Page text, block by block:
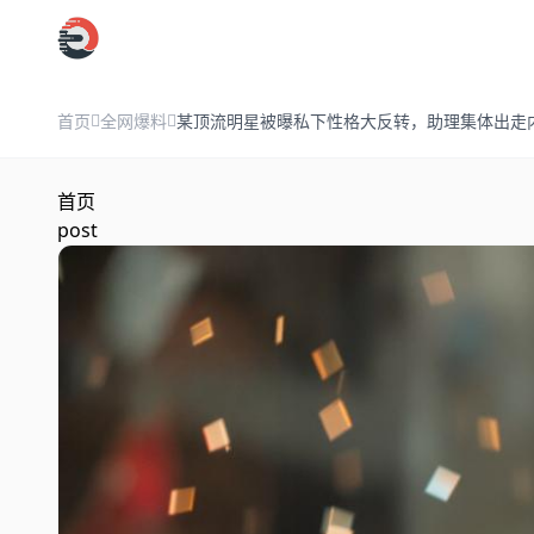
跳过导航
首页 全网爆料 某顶流明星被曝私下性格大反转，助理集体出走
首页
post